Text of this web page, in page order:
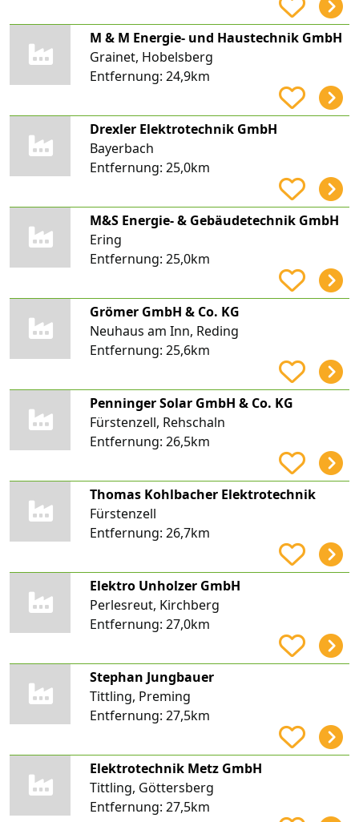
M & M Energie- und Haustechnik GmbH
Grainet, Hobelsberg
Entfernung: 24,9km
Drexler Elektrotechnik GmbH
Bayerbach
Entfernung: 25,0km
M&S Energie- & Gebäudetechnik GmbH
Ering
Entfernung: 25,0km
Grömer GmbH & Co. KG
Neuhaus am Inn, Reding
Entfernung: 25,6km
Penninger Solar GmbH & Co. KG
Fürstenzell, Rehschaln
Entfernung: 26,5km
Thomas Kohlbacher Elektrotechnik
Fürstenzell
Entfernung: 26,7km
Elektro Unholzer GmbH
Perlesreut, Kirchberg
Entfernung: 27,0km
Stephan Jungbauer
Tittling, Preming
Entfernung: 27,5km
Elektrotechnik Metz GmbH
Tittling, Göttersberg
Entfernung: 27,5km